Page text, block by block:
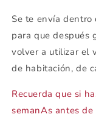
Se te envía
para que después
volver a utilizar el
de habitación, de
Recuerda que si
semanAs antes